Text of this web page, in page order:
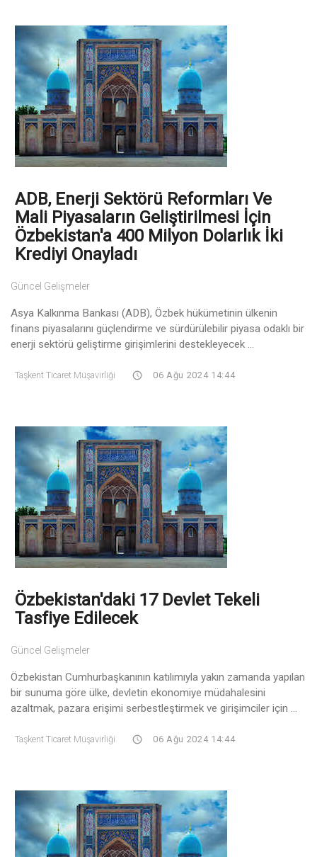
ADB, Enerji Sektörü Reformları Ve
Mali Piyasaların Geliştirilmesi İçin
Özbekistan'a 400 Milyon Dolarlık İki
Krediyi Onayladı
Güncel Gelişmeler
Asya Kalkınma Bankası (ADB), Özbek hükümetinin ülkenin
finans piyasalarını güçlendirme ve sürdürülebilir piyasa odaklı bir
enerji sektörü geliştirme girişimlerini destekleyecek ...
Taşkent Ticaret Müşavirliği 06 Ağu 2024 14:44
Özbekistan'daki 17 Devlet Tekeli
Tasfiye Edilecek
Güncel Gelişmeler
Özbekistan Cumhurbaşkanının katılımıyla yakın zamanda yapılan
bir sunuma göre ülke, devletin ekonomiye müdahalesini
azaltmak, pazara erişimi serbestleştirmek ve girişimciler için ...
Taşkent Ticaret Müşavirliği 06 Ağu 2024 14:44